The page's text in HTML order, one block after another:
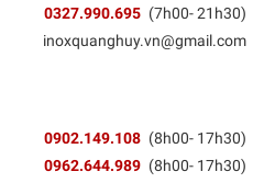
0327.990.695 (7h00- 21h30)
inoxquanghuy.vn@gmail.com
0902.149.108 (8h00- 17h30)
0962.644.989 (8h00- 17h30)